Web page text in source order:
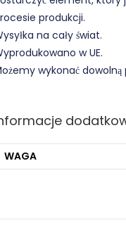
produkcji.
na cały świat.
w UE.
wykonać
WAGA